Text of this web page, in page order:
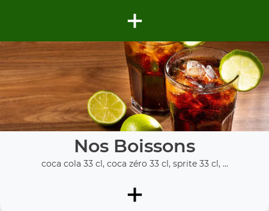
+
Nos Boissons
coca cola 33 cl, coca zéro 33 cl, sprite 33 cl, ...
+